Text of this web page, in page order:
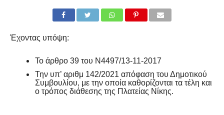
Έχοντας υπόψη:
Το άρθρο 39 του Ν4497/13-11-2017
Την υπ’ αριθμ 142/2021 απόφαση του Δημοτικού
Συμβουλίου, με την οποία καθορίζονται τα τέλη και
ο τρόπος διάθεσης της Πλατείας Νίκης.